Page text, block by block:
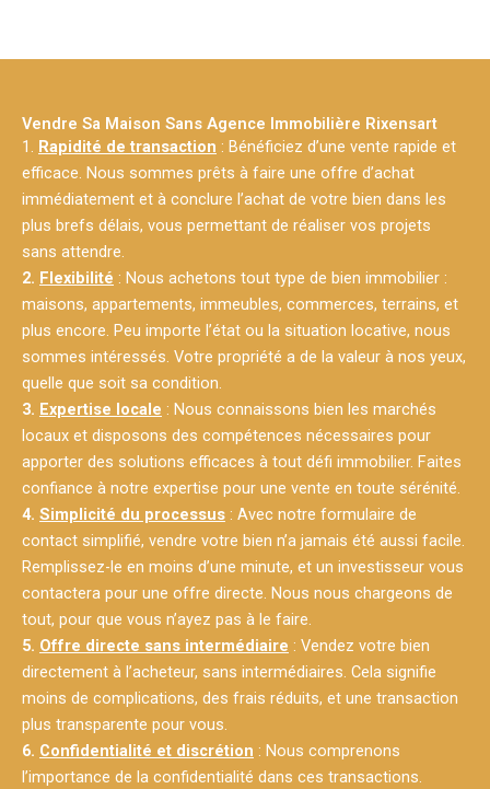
Vendre Sa Maison Sans Agence Immobilière Rixensart
1. Rapidité de transaction : Bénéficiez d’une vente rapide et
efficace. Nous sommes prêts à faire une offre d’achat
immédiatement et à conclure l’achat de votre bien dans les
plus brefs délais, vous permettant de réaliser vos projets
sans attendre.
2. Flexibilité : Nous achetons tout type de bien immobilier :
maisons, appartements, immeubles, commerces, terrains, et
plus encore. Peu importe l’état ou la situation locative, nous
sommes intéressés. Votre propriété a de la valeur à nos yeux,
quelle que soit sa condition.
3. Expertise locale : Nous connaissons bien les marchés
locaux et disposons des compétences nécessaires pour
apporter des solutions efficaces à tout défi immobilier. Faites
confiance à notre expertise pour une vente en toute sérénité.
4. Simplicité du processus : Avec notre formulaire de
contact simplifié, vendre votre bien n’a jamais été aussi facile.
Remplissez-le en moins d’une minute, et un investisseur vous
contactera pour une offre directe. Nous nous chargeons de
tout, pour que vous n’ayez pas à le faire.
5. Offre directe sans intermédiaire : Vendez votre bien
directement à l’acheteur, sans intermédiaires. Cela signifie
moins de complications, des frais réduits, et une transaction
plus transparente pour vous.
6. Confidentialité et discrétion : Nous comprenons
l’importance de la confidentialité dans ces transactions.